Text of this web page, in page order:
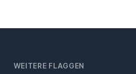
WEITERE FLAGGEN